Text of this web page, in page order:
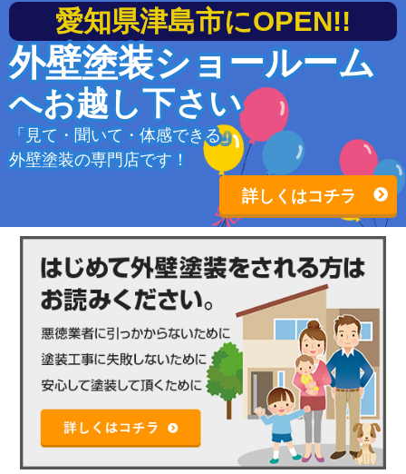
愛知県津島市にOPEN!!
外壁塗装ショールーム
へお越し下さい
「見て・聞いて・体感できる」
外壁塗装の専門店です！
詳しくはコチラ